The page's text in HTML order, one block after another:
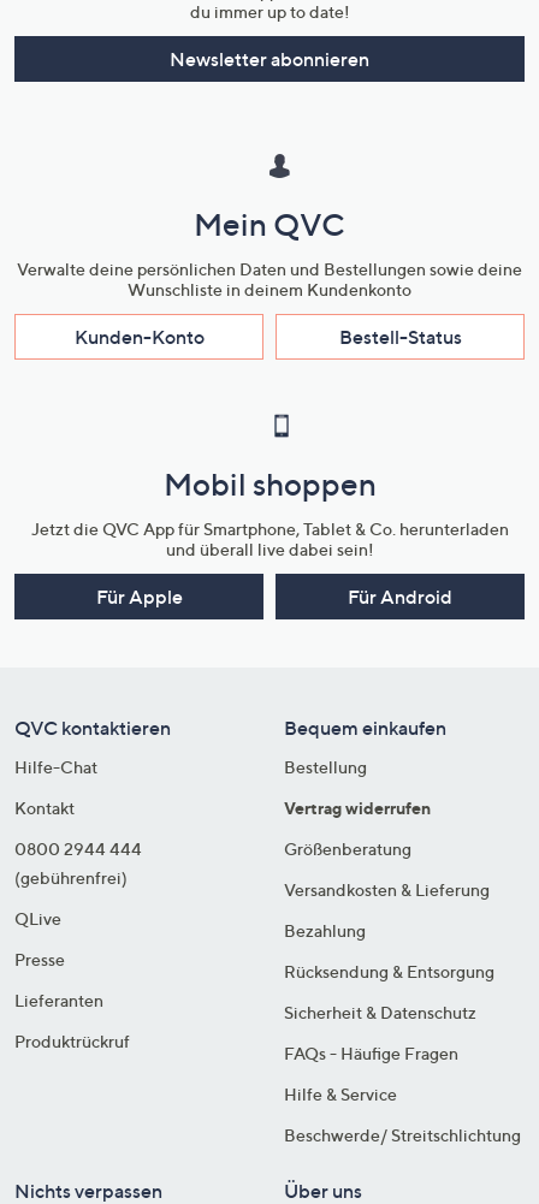
du immer up to date!
Newsletter abonnieren
Mein QVC
Verwalte deine persönlichen Daten und Bestellungen sowie deine
Wunschliste in deinem Kundenkonto
Kunden-Konto Bestell-Status
Mobil shoppen
Jetzt die QVC App für Smartphone, Tablet & Co. herunterladen
und überall live dabei sein!
Für Apple Für Android
QVC kontaktieren
Hilfe-Chat
Kontakt
0800 2944 444
(gebührenfrei)
QLive
Presse
Lieferanten
Produktrückruf
Bequem einkaufen
Bestellung
Vertrag widerrufen
Größenberatung
Versandkosten & Lieferung
Bezahlung
Rücksendung & Entsorgung
Sicherheit & Datenschutz
FAQs - Häufige Fragen
Hilfe & Service
Beschwerde/ Streitschlichtung
Nichts verpassen Über uns